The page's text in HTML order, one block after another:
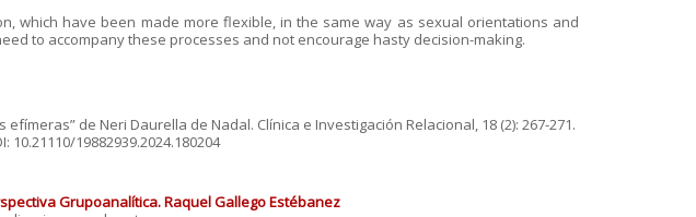
which have been made more flexible, in the same way as sexual orientations and
to accompany these processes and not encourage hasty decision-making.
de Neri Daurella de Nadal. Clínica e Investigación Relacional, 18 (2): 267-271.
10.21110/19882939.2024.180204
Grupoanalítica. Raquel Gallego Estébanez